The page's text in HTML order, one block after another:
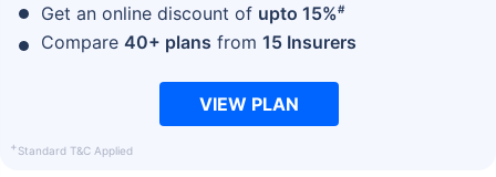
Get an online discount of upto 15%#
Compare 40+ plans from 15 Insurers
VIEW PLAN
+Standard T&C Applied